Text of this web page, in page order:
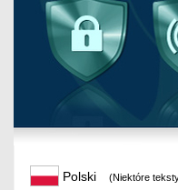
Polski (Niektóre